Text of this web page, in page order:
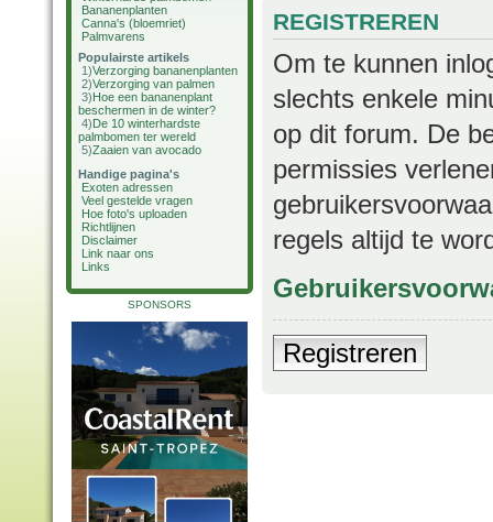
Bananenplanten
Canna's (bloemriet)
Palmvarens
Populairste artikels
1)Verzorging bananenplanten
2)Verzorging van palmen
3)Hoe een bananenplant
beschermen in de winter?
4)De 10 winterhardste
palmbomen ter wereld
5)Zaaien van avocado
Handige pagina's
Exoten adressen
Veel gestelde vragen
Hoe foto's uploaden
Richtlijnen
Disclaimer
Link naar ons
Links
SPONSORS
REGISTREREN
Om te kunnen
slechts enkele
op dit forum. De
permissies
regels altijd te
Registreren